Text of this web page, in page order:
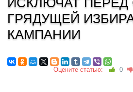
ИСКЛЮЧАТ ПЕРЕД
ГРЯДУЩЕЙ
КАМПАНИИ
Оцените статью: 0